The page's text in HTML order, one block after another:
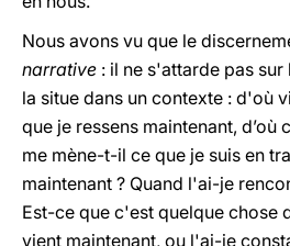
Nous avons vu que le
narrative : il ne s'attarde pas
la situe dans un contexte : d'où
que je ressens maintenant, d’où
me mène-t-il ce que je suis en
maintenant ? Quand l'ai-je
Est-ce que c'est quelque chose
vient maintenant, ou l'ai-je